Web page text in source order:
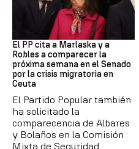
Crisis Migratoria
El PP cita a Marlaska y a
Robles a comparecer la
próxima semana en el Senado
por la crisis migratoria en
Ceuta
El Partido Popular también
ha solicitado la
comparecencia de Albares
y Bolaños en la Comisión
Mixta de Seguridad